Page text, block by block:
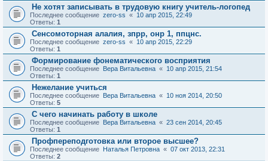
Не хотят записывать в трудовую книгу учитель-логопед
Последнее сообщение zero-ss « 10 апр 2015, 22:49
Ответы: 1
Сенсомоторная алалия, зпрр, онр 1, ппцнс.
Последнее сообщение zero-ss « 10 апр 2015, 22:29
Ответы: 1
Формирование фонематического восприятия
Последнее сообщение Вера Витальевна « 10 апр 2015, 21:54
Ответы: 1
Нежелание учиться
Последнее сообщение Вера Витальевна « 10 ноя 2014, 20:50
Ответы: 5
С чего начинать работу в школе
Последнее сообщение Вера Витальевна « 23 сен 2014, 20:45
Ответы: 1
Профпереподготовка или второе высшее?
Последнее сообщение Наталья Петровна « 07 окт 2013, 22:31
Ответы: 2